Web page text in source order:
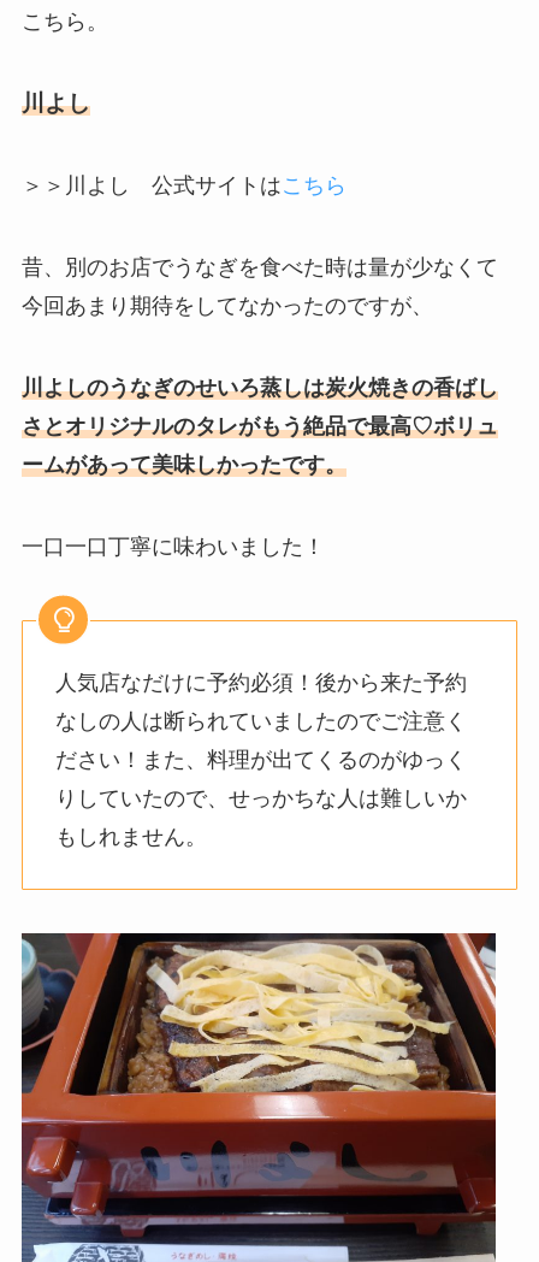
こちら。
川よし
＞＞川よし 公式サイトはこちら
昔、別のお店でうなぎを食べた時は量が少なくて
今回あまり期待をしてなかったのですが、
川よしのうなぎのせいろ蒸しは炭火焼きの香ばし
さとオリジナルのタレがもう絶品で最高♡ボリュ
ームがあって美味しかったです。
一口一口丁寧に味わいました！
人気店なだけに予約必須！後から来た予約
なしの人は断られていましたのでご注意く
ださい！また、料理が出てくるのがゆっく
りしていたので、せっかちな人は難しいか
もしれません。